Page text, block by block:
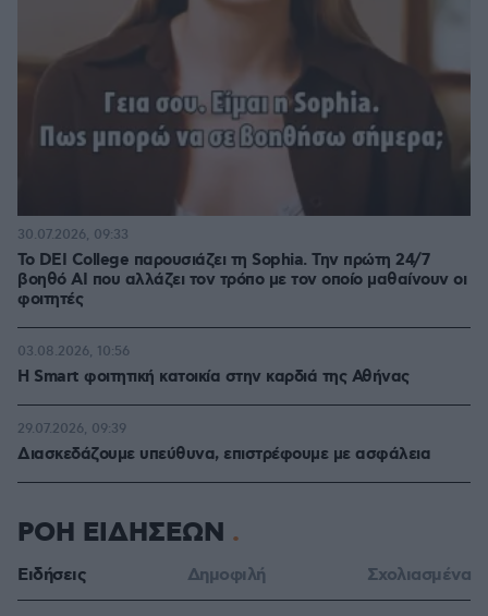
Το DEI College παρουσιάζει τη Sophia. Την πρώτη 24/7
βοηθό AI που αλλάζει τον τρόπο με τον οποίο μαθαίνουν οι
φοιτητές
30.07.2026, 09:33
Η Smart φοιτητική κατοικία στην καρδιά της Αθήνας
03.08.2026, 10:56
Διασκεδάζουμε υπεύθυνα, επιστρέφουμε με ασφάλεια
29.07.2026, 09:39
ΡΟΗ ΕΙΔΗΣΕΩΝ
Ειδήσεις Δημοφιλή Σχολιασμένα